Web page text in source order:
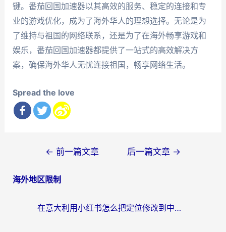
键。番茄回国加速器以其高效的服务、稳定的连接和专
业的游戏优化，成为了海外华人的理想选择。无论是为
了维持与祖国的网络联系，还是为了在海外畅享游戏和
娱乐，番茄回国加速器都提供了一站式的高效解决方
案，确保海外华人无忧连接祖国，畅享网络生活。
Spread the love
导
← 前一篇文章 后一篇文章 →
海外地区限制
在意大利用小红书怎么把定位修改到中国国内？3个实用技巧+1个靠谱工具帮你搞定